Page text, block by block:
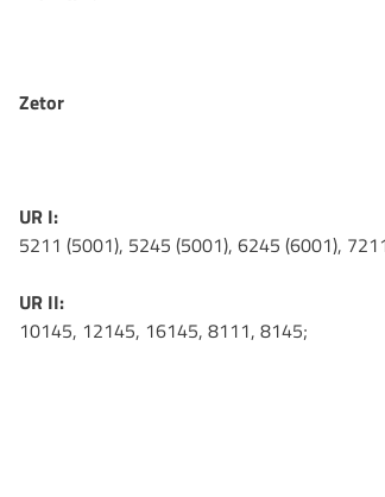
Zetor
UR I:
5211 (5001), 5245 (5001), 6245 (6001),
UR II:
10145, 12145, 16145, 8111, 8145;